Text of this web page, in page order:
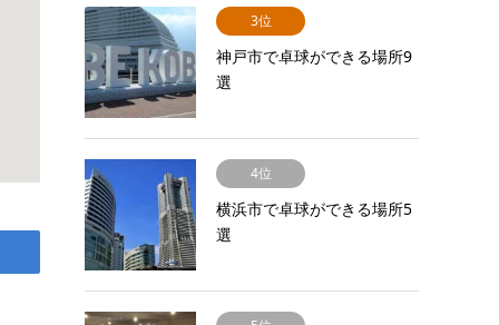
3位
神戸市で卓球ができる場所9
選
4位
横浜市で卓球ができる場所5
選